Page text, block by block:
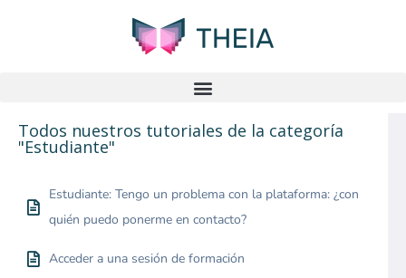
Todos nuestros tutoriales de la categoría
"Estudiante"
Estudiante: Tengo un problema con la plataforma: ¿con
quién puedo ponerme en contacto?
Acceder a una sesión de formación